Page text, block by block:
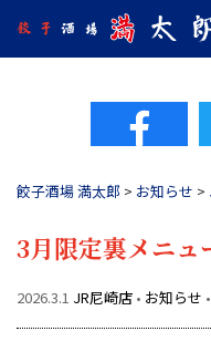
餃子酒場 満太郎 > お知らせ >
3月限定裏メニュ
2026.3.1 JR尼崎店 • お知らせ •